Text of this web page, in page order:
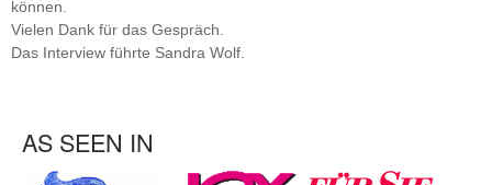
können.
Vielen Dank für das Gespräch.
Das Interview führte Sandra Wolf.
AS SEEN IN